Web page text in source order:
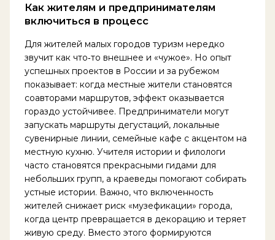
Как жителям и предпринимателям
включиться в процесс
Для жителей малых городов туризм нередко
звучит как что‑то внешнее и «чужое». Но опыт
успешных проектов в России и за рубежом
показывает: когда местные жители становятся
соавторами маршрутов, эффект оказывается
гораздо устойчивее. Предприниматели могут
запускать маршруты дегустаций, локальные
сувенирные линии, семейные кафе с акцентом на
местную кухню. Учителя истории и филологи
часто становятся прекрасными гидами для
небольших групп, а краеведы помогают собирать
устные истории. Важно, что включенность
жителей снижает риск «музефикации» города,
когда центр превращается в декорацию и теряет
живую среду. Вместо этого формируются